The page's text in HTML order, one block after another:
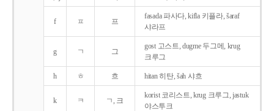
f ㅍ 프
fasada 파사다, kifla 키플라, šaraf
샤라프
g ㄱ 그
gost 고스트, dugme 두그메, krug
크루그
h ㅎ 흐 hitan 히탄, šah 샤흐
k ㅋ ㄱ, 크
korist 코리스트, krug 크루그, jastuk
야스투크